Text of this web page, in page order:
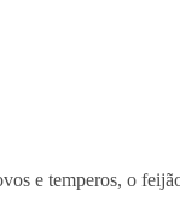
e temperos, o